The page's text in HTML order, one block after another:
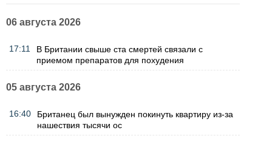
06 августа 2026
17:11
В Британии свыше ста смертей связали с
приемом препаратов для похудения
05 августа 2026
16:40
Британец был вынужден покинуть квартиру из-за
нашествия тысячи ос